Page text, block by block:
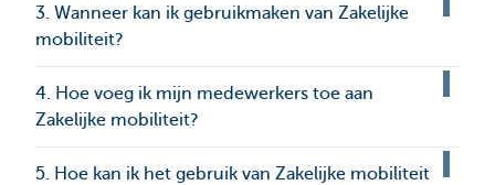
3. Wanneer kan ik gebruikmaken van Zakelijke
mobiliteit?
4. Hoe voeg ik mijn medewerkers toe aan
Zakelijke mobiliteit?
5. Hoe kan ik het gebruik van Zakelijke mobiliteit